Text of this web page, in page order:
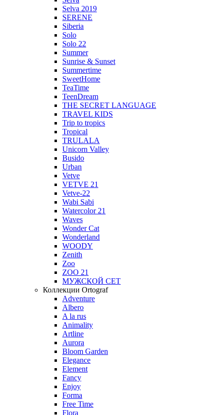
Selva 2019
SERENE
Siberia
Solo
Solo 22
Summer
Sunrise & Sunset
Summertime
SweetHome
TeaTime
TeenDream
THE SECRET LANGUAGE
TRAVEL KIDS
Trip to tropics
Tropical
TRULALA
Unicorn Valley
Busido
Urban
Vetve
VETVE 21
Vetve-22
Wabi Sabi
Watercolor 21
Waves
Wonder Cat
Wonderland
WOODY
Zenith
Zoo
ZOO 21
МУЖСКОЙ СЕТ
Коллекции Ortograf
Adventure
Albero
A la rus
Animality
Artline
Aurora
Bloom Garden
Elegance
Element
Fancy
Enjoy
Forma
Free Time
Flora